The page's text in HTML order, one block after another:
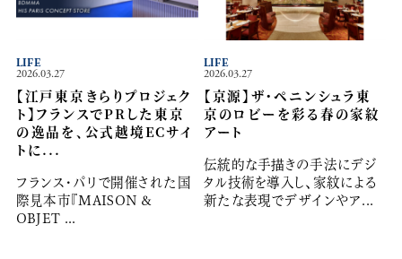
2026.03.27
【江戸東京きらりプロジェク
ト】フランスでPRした東京
の逸品を、公式越境ECサイ
トに...
フランス・パリで開催された国
際見本市『MAISON &
OBJET ...
LIFE
2026.03.27
【京源】ザ・ペニンシュラ東
京のロビーを彩る春の家紋
アート
伝統的な手描きの手法にデジ
タル技術を導入し、家紋による
新たな表現でデザインやア...
LIFE